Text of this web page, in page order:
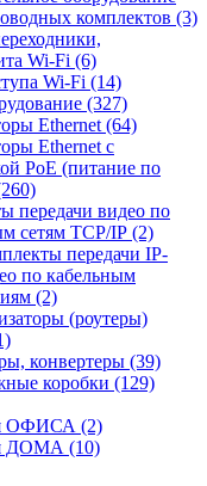
комплектов (3)
Wi-Fi (6)
Wi-Fi (14)
(327)
Ethernet (64)
Ethernet с
PoE (питание по
передачи видео по
сетям TCP/IP (2)
передачи IP-
по кабельным
(2)
(роутеры)
конвертеры (39)
коробки (129)
ОФИСА (2)
ДОМА (10)